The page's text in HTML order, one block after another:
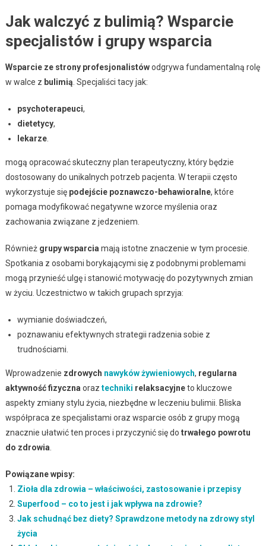
Jak walczyć z bulimią? Wsparcie
specjalistów i grupy wsparcia
Wsparcie ze strony profesjonalistówodgrywa fundamentalną rolę
w walce z bulimią . Specjaliści tacy jak:
psychoterapeuci,
dietetycy,
lekarze.
mogą opracować skuteczny plan terapeutyczny, który będzie
dostosowany do unikalnych potrzeb pacjenta. W terapii często
wykorzystuje się podejście poznawczo-behawioralne, które
pomaga modyfikować negatywne wzorce myślenia oraz
zachowania związane z jedzeniem.
Również grupy wsparcia mają istotne znaczenie w tym procesie.
Spotkania z osobami borykającymi się z podobnymi problemami
mogą przynieść ulgę i stanowić motywację do pozytywnych zmian
w życiu. Uczestnictwo w takich grupach sprzyja:
wymianie doświadczeń,
poznawaniu efektywnych strategii radzenia sobie z
trudnościami.
Wprowadzenie zdrowych nawyków żywieniowych, regularna
aktywność fizyczna oraz techniki relaksacyjneto kluczowe
aspekty zmiany stylu życia, niezbędne w leczeniu bulimii. Bliska
współpraca ze specjalistami oraz wsparcie osób z grupy mogą
znacznie ułatwić ten proces i przyczynić się do trwałego powrotu
do zdrowia
Powiązane wpisy:
Zioła dla zdrowia – właściwości, zastosowanie i przepisy
Superfood – co to jest i jak wpływa na zdrowie?
Jak schudnąć bez diety? Sprawdzone metody na zdrowy styl
życia